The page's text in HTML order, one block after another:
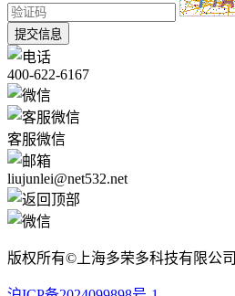
提交信息
400-622-6167
客服微信
liujunlei@net532.net
版权所有©上海多荣多科技有限公司